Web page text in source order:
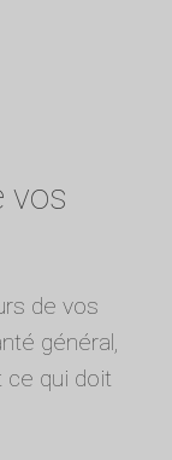
vos
de vos
général,
ce qui doit